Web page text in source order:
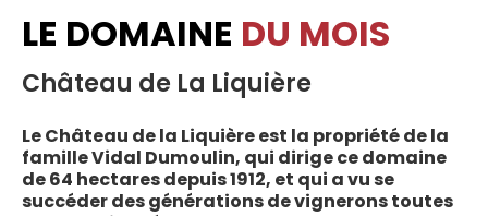
LE DOMAINE DU MOIS
Château de La Liquière
Le Château de la Liquière est la propriété de la
famille Vidal Dumoulin, qui dirige ce domaine
de 64 hectares depuis 1912, et qui a vu se
succéder des générations de vignerons toutes